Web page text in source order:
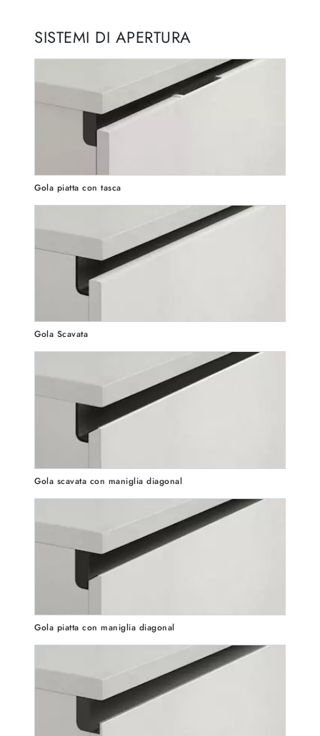
SISTEMI DI APERTURA
Gola piatta con tasca
Gola Scavata
Gola scavata con maniglia diagonal
Gola piatta con maniglia diagonal